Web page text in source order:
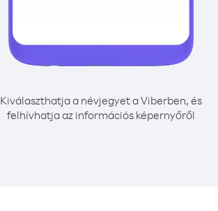
Kiválaszthatja a névjegyet a Viberben, és
felhívhatja az információs képernyőről